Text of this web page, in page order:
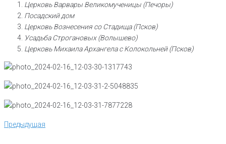
Церковь Варвары Великомученицы (Печоры)
Посадский дом
Церковь Вознесения со Стадища (Псков)
Усадьба Строгановых (Волышево)
Церковь Михаила Архангела с Колокольней (Псков)
Навигация
по
Предыдущая
Предыдущая